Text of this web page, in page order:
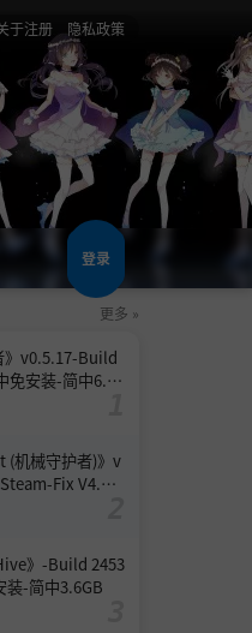
于注册 隐私政策
登录
更多 »
》v0.5.17-Build
免安装-简中6.6
(机械守护者)》v
Fix V4.联
》-Build 2453
装-简中3.6GB